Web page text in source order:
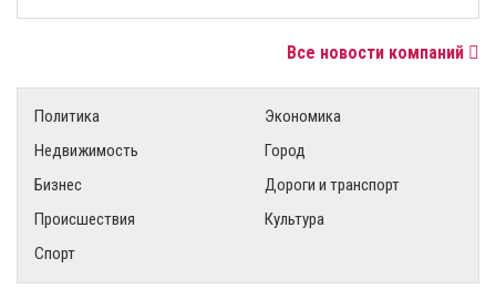
Все новости компаний
Политика
Экономика
Недвижимость
Город
Бизнес
Дороги и транспорт
Происшествия
Культура
Спорт